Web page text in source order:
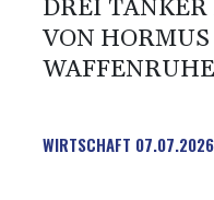
DREI TANKER
ON HORMUS
AFFENRUHE
WIRTSCHAFT 07.07.2026